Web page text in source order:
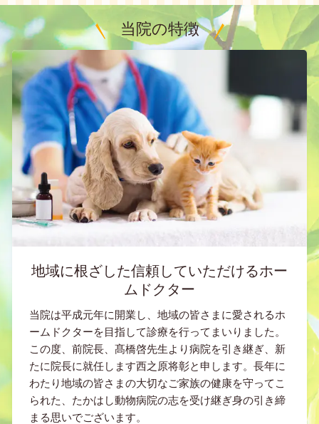
当院の特徴
地域に根ざした信頼していただけるホー
ムドクター
当院は平成元年に開業し、地域の皆さまに愛されるホ
ームドクターを目指して診療を行ってまいりました。
この度、前院長、髙橋啓先生より病院を引き継ぎ、新
たに院長に就任します西之原将彰と申します。長年に
わたり地域の皆さまの大切なご家族の健康を守ってこ
られた、たかはし動物病院の志を受け継ぎ身の引き締
まる思いでございます。